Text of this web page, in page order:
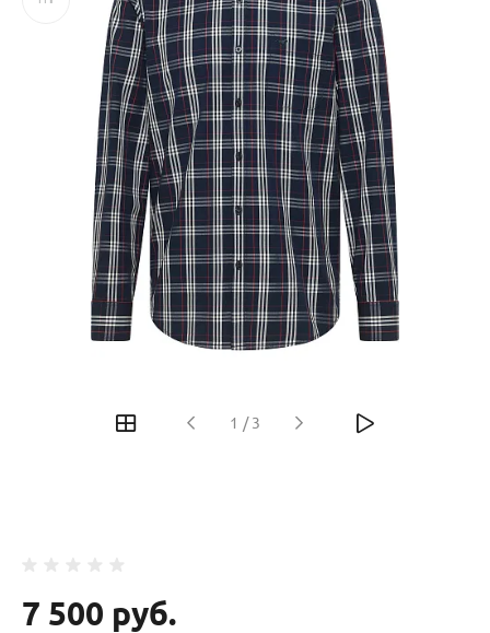
1 / 3
7 500 руб.